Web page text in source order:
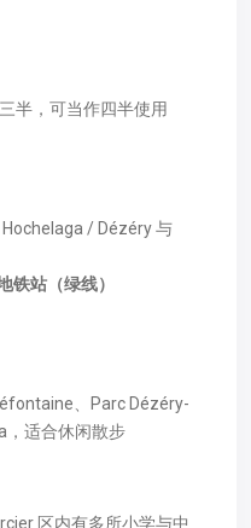
半，可当作四半使用
/ Dézéry 与
铁站（绿线）
、Parc Dézéry-
，适合休闲散步
区内有多所小学与中